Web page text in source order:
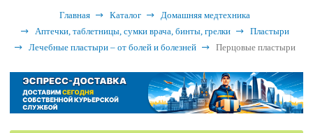
Главная Каталог
Домашняя медтехника
Аптечки, таблетницы, сумки врача, бинты, грелки
Пластыри
Лечебные пластыри – от болей и болезней
Перцовые пластыри